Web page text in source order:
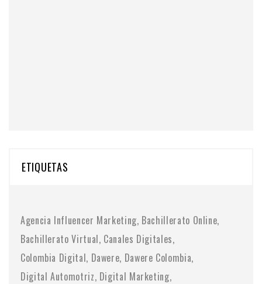
ETIQUETAS
Agencia Influencer Marketing Bachillerato Online
Bachillerato Virtual Canales Digitales
Colombia Digital Dawere Dawere Colombia
Digital Automotriz Digital Marketing